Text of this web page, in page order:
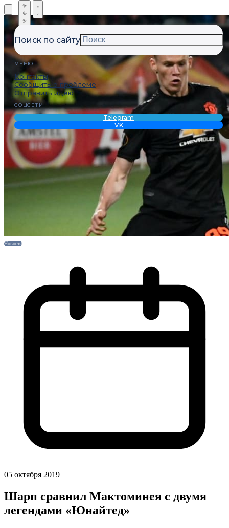
Поиск по сайту
МЕНЮ
Контакты
Сообщить о проблеме
Отправить идею
СОЦСЕТИ
Telegram
VK
Новости
05 октября 2019
Шарп сравнил Мактоминея с двумя
легендами «Юнайтед»